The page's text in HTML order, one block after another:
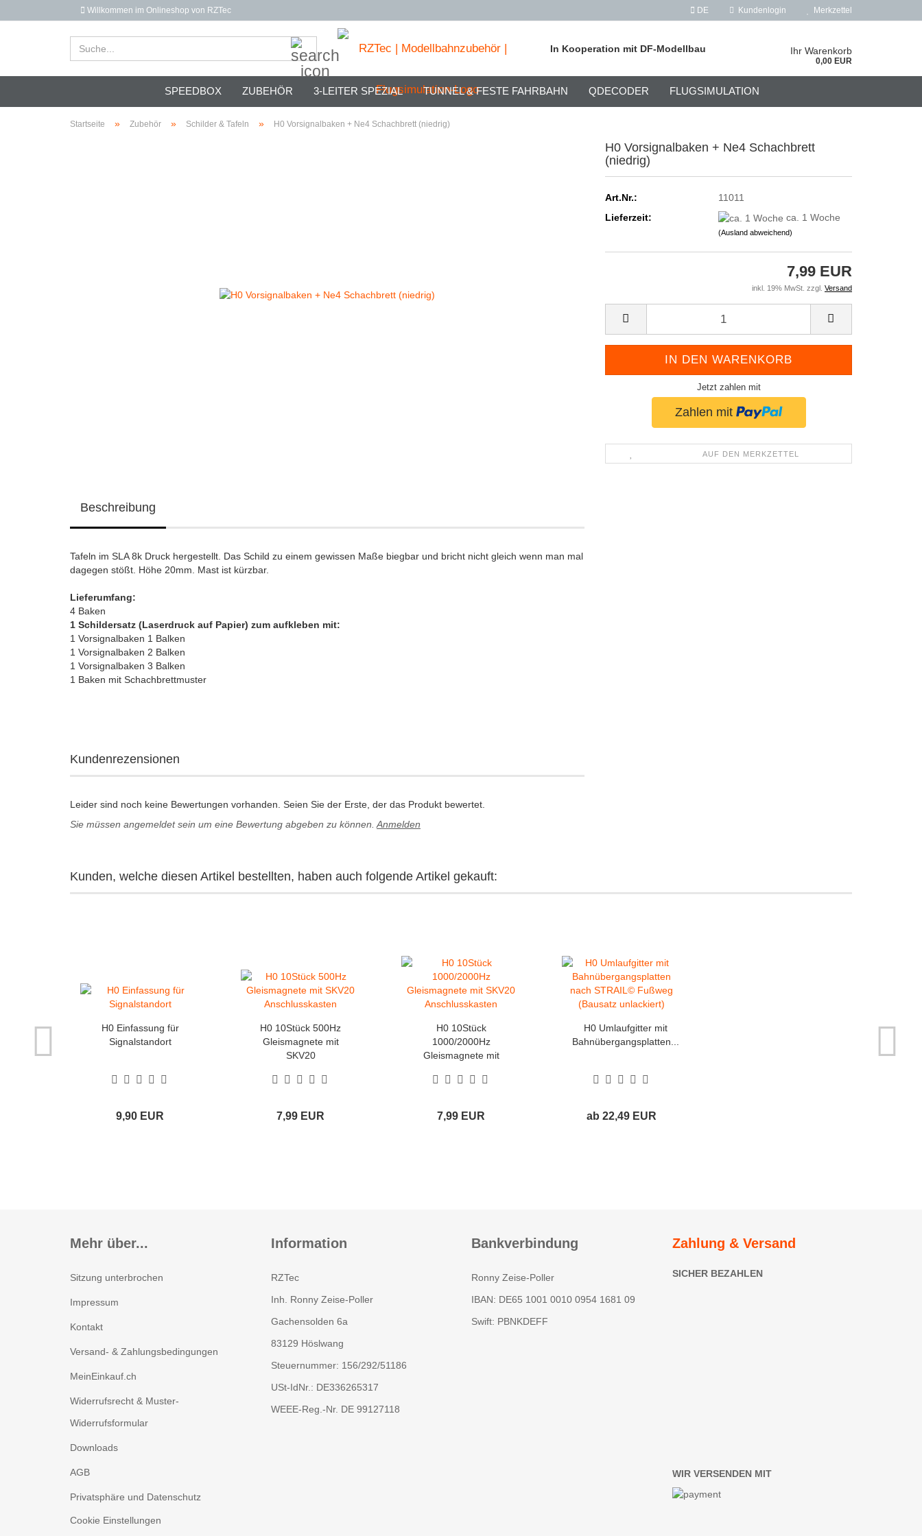
Willkommen im Onlineshop von RZTec DE Kundenlogin Merkzettel
Suche...
In Kooperation mit DF-Modellbau Ihr Warenkorb
0,00 EUR
SPEEDBOX ZUBEHÖR 3-LEITER SPEZIAL TUNNEL & FESTE FAHRBAHN QDECODER FLUGSIMULATION
Startseite » Zubehör » Schilder & Tafeln » H0 Vorsignalbaken + Ne4 Schachbrett (niedrig)
H0 Vorsignalbaken + Ne4 Schachbrett
(niedrig)
Art.Nr.:
11011
Lieferzeit:
ca. 1 Woche
(Ausland abweichend)
7,99 EUR
inkl. 19% MwSt. zzgl. Versand
Jetzt zahlen mit
AUF DEN MERKZETTEL
Beschreibung
Tafeln im SLA 8k Druck hergestellt. Das Schild zu einem gewissen Maße biegbar und bricht nicht gleich wenn man mal
dagegen stößt. Höhe 20mm. Mast ist kürzbar.
Lieferumfang:
4 Baken
1 Schildersatz (Laserdruck auf Papier) zum aufkleben mit:
1 Vorsignalbaken 1 Balken
1 Vorsignalbaken 2 Balken
1 Vorsignalbaken 3 Balken
1 Baken mit Schachbrettmuster
Kundenrezensionen
Leider sind noch keine Bewertungen vorhanden. Seien Sie der Erste, der das Produkt bewertet.
Sie müssen angemeldet sein um eine Bewertung abgeben zu können. Anmelden
Kunden, welche diesen Artikel bestellten, haben auch folgende Artikel gekauft:
H0 Einfassung für
Signalstandort
9,90 EUR
H0 10Stück 500Hz
Gleismagnete mit
SKV20
7,99 EUR
H0 10Stück
1000/2000Hz
Gleismagnete mit
7,99 EUR
H0 Umlaufgitter mit
Bahnübergangsplatten...
ab 22,49 EUR
Mehr über...
Sitzung unterbrochen
Impressum
Kontakt
Versand- & Zahlungsbedingungen
MeinEinkauf.ch
Widerrufsrecht & Muster-
Widerrufsformular
Downloads
AGB
Privatsphäre und Datenschutz
Cookie Einstellungen
Information
RZTec
Inh. Ronny Zeise-Poller
Gachensolden 6a
83129 Höslwang
Steuernummer: 156/292/51186
USt-IdNr.: DE336265317
WEEE-Reg.-Nr. DE 99127118
Bankverbindung
Ronny Zeise-Poller
IBAN: DE65 1001 0010 0954 1681 09
Swift: PBNKDEFF
Zahlung & Versand
SICHER BEZAHLEN
WIR VERSENDEN MIT